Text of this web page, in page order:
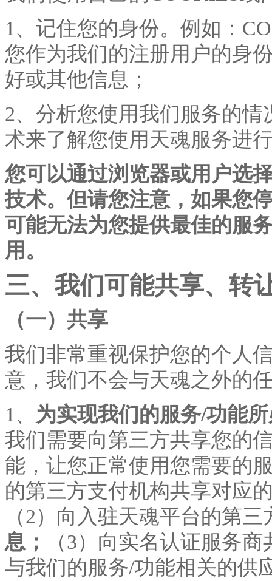
1、记住您的身份。例如：
您作为我们的注册用户的身
好或其他信息；
2、分析您使用我们服务的
术来了解您使用天魂服务进
您可以通过浏览器或用户选
技术。但请您注意，如果您
可能无法为您提供最佳的服
用。
三、我们可能共享、转
（一）共享
我们非常重视保护您的个人
意，我们不会与天魂之外的
1、 为实现我们的服务/功能
我们需要向第三方共享您的
能，让您正常使用您需要的
的第三方支付机构共享对应
（2）向入驻天魂平台的第
息；
（3）向实名认证服务商
与我们的服务/功能相关的供